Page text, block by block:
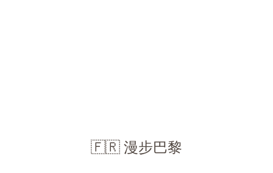
🇫🇷 漫步巴黎